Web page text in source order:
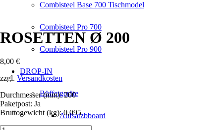
Combisteel Base 700 Tischmodel
Combisteel Pro 700
Combisteel Pro 900
DROP-IN
Büffetgeräte
Aufsatzbboard
ROSETTEN Ø 200
8,00 €
zzgl. Versandkosten
Durchmesser (mm): 200
Paketpost: Ja
Bruttogewicht (kg): 0,095